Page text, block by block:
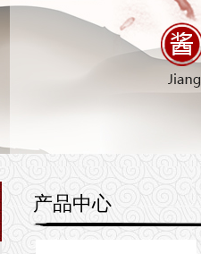
产品中心